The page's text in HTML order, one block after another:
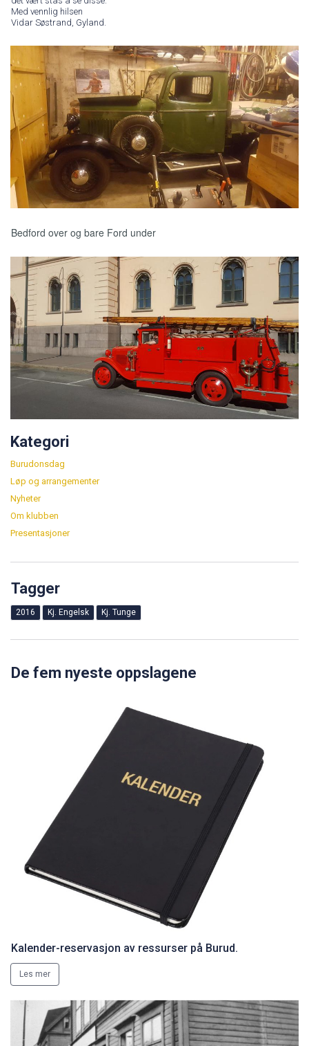
Med vennlig hilsen
Vidar Søstrand, Gyland.
Bedford over og bare Ford under
Kategori
Burudonsdag
Løp og arrangementer
Nyheter
Om klubben
Presentasjoner
Tagger
2016 Kj. Engelsk Kj. Tunge
De fem nyeste oppslagene
Kalender-reservasjon av ressurser på Burud.
Les mer